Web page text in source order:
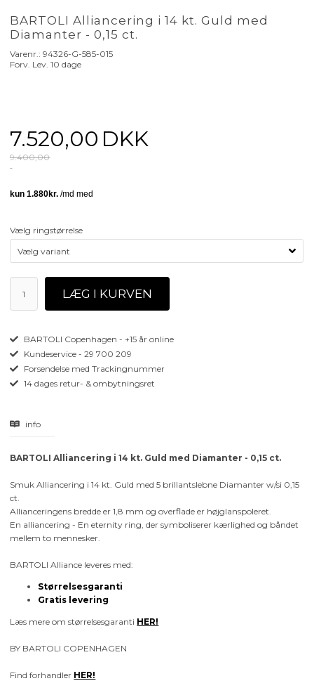
BARTOLI Alliancering i 14 kt. Guld med
Diamanter - 0,15 ct.
Varenr.:94326-G-585-015
Forv. Lev. 10 dage
7.520,00 DKK
9.400,00
Vælg ringstørrelse
BARTOLI Copenhagen - +15 år online
Kundeservice - 29 700 209
Forsendelse med Trackingnummer
14 dages retur- & ombytningsret
info
BARTOLI Alliancering i 14 kt. Guld med Diamanter - 0,15 ct.
Smuk Alliancering i 14 kt. Guld med 5 brillantslebne Diamanter w/si 0,15
ct.
Allianceringens bredde er 1,8 mm og overflade er højglanspoleret.
En alliancering - En eternity ring, der symboliserer kærlighed og båndet
mellem to mennesker.
BARTOLI Alliance leveres med:
Størrelsesgaranti
Gratis levering
Læs mere om størrelsesgaranti HER!
BY BARTOLI COPENHAGEN
Find forhandler HER!